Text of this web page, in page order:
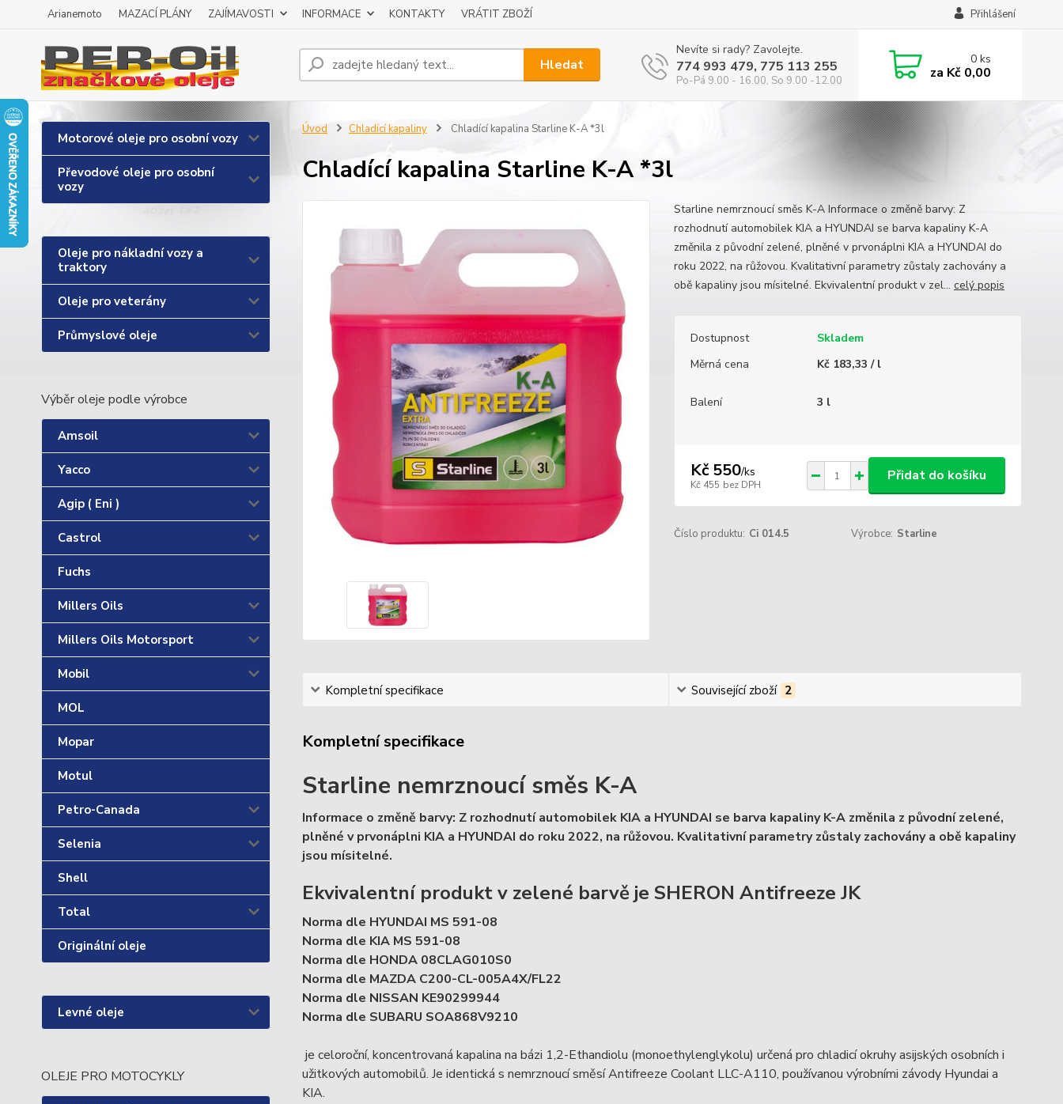
Arianemoto MAZACÍ PLÁNY ZAJÍMAVOSTI INFORMACE KONTAKTY VRÁTIT ZBOŽÍ Přihlášení
Hledat
Nevíte si rady? Zavolejte.
774 993 479, 775 113 255
Po-Pá 9.00 - 16.00, So 9.00 -12.00
0ks
za Kč 0,00
Motorové oleje pro osobní vozy
Převodové oleje pro osobní
vozy
Oleje pro nákladní vozy a
traktory
Oleje pro veterány
Průmyslové oleje
Výběr oleje podle výrobce
Amsoil
Yacco
Agip ( Eni )
Castrol
Fuchs
Millers Oils
Millers Oils Motorsport
Mobil
MOL
Mopar
Motul
Petro-Canada
Selenia
Shell
Total
Originální oleje
Levné oleje
OLEJE PRO MOTOCYKLY
Úvod Chladící kapaliny Chladící kapalina Starline K-A *3l
Chladící kapalina Starline K-A *3l
Starline nemrznoucí směs K-A Informace o změně barvy: Z
rozhodnutí automobilek KIA a HYUNDAI se barva kapaliny K-A
změnila z původní zelené, plněné v prvonáplni KIA a HYUNDAI do
roku 2022, na růžovou. Kvalitativní parametry zůstaly zachovány a
obě kapaliny jsou mísitelné. Ekvivalentní produkt v zel... celý popis
Dostupnost
Skladem
Měrná cena
Kč 183,33 / l
Balení 3 l
Kč 550/ks
Kč 455 bez DPH
Přidat do košíku
Číslo produktu: Ci 014.5 Výrobce: Starline
Kompletní specifikace Související zboží 2
Kompletní specifikace
Starline nemrznoucí směs K-A
Informace o změně barvy: Z rozhodnutí automobilek KIA a HYUNDAI se barva kapaliny K-A změnila z původní zelené,
plněné v prvonáplni KIA a HYUNDAI do roku 2022, na růžovou. Kvalitativní parametry zůstaly zachovány a obě kapaliny
jsou mísitelné.
Ekvivalentní produkt v zelené barvě je SHERON Antifreeze JK
Norma dle HYUNDAI MS 591-08
Norma dle KIA MS 591-08
Norma dle HONDA 08CLAG010S0
Norma dle MAZDA C200-CL-005A4X/FL22
Norma dle NISSAN KE90299944
Norma dle SUBARU SOA868V9210
je celoroční, koncentrovaná kapalina na bázi 1,2-Ethandiolu (monoethylenglykolu) určená pro chladicí okruhy asijských osobních i
užitkových automobilů. Je identická s nemrznoucí směsí Antifreeze Coolant LLC-A110, používanou výrobními závody Hyundai a
KIA.